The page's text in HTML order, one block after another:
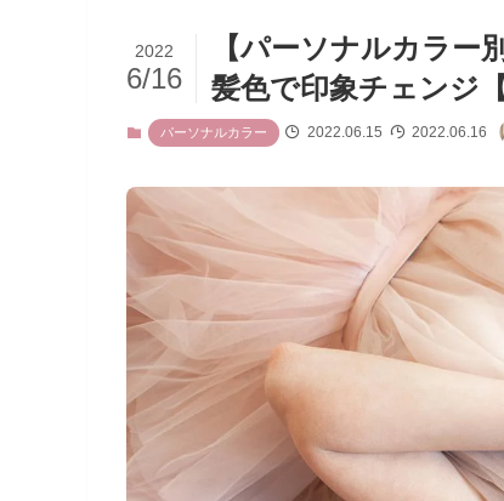
【パーソナルカラー
髪色で印象チェンジ
2022
6/16
パーソナルカラー 2022.06.15 2022.06.16